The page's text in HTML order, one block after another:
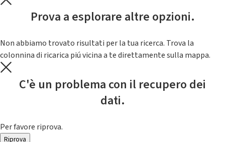
Prova a esplorare altre opzioni.
Non abbiamo trovato risultati per la tua ricerca. Trova la
colonnina di ricarica piú vicina a te direttamente sulla mappa.
C'è un problema con il recupero dei
dati.
Per favore riprova.
Riprova